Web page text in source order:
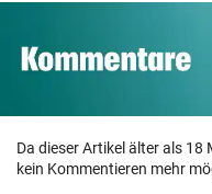
Da dieser Artikel älter als
kein Kommentieren mehr